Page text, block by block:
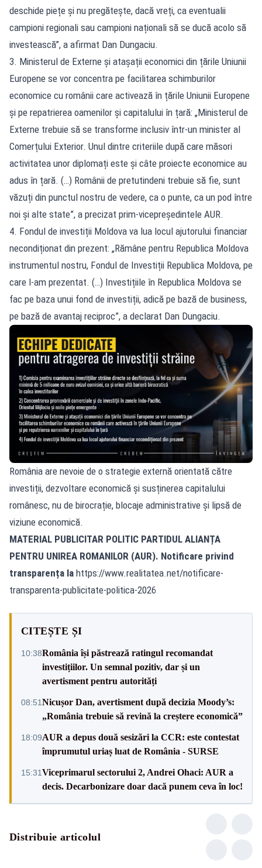
deschide piețe și nu pregătește, dacă vreți, ca eventualii
campioni regionali sau campioni naționali să se ducă acolo să
investească”, a afirmat Dan Dungaciu.
3. Ministerul de Externe și atașații economici din țările Uniunii
Europene se vor concentra pe facilitarea schimburilor
economice cu românii care activează în țările Uniunii Europene
și pe repatrierea oamenilor și capitalului în țară: „Ministerul de
Externe trebuie să se transforme inclusiv într-un minister al
Comerțului Exterior. Unul dintre criteriile după care măsori
activitatea unor diplomați este și câte proiecte economice au
adus în țară. (…) Românii de pretutindeni trebuie să fie, sunt
văzuți din punctul nostru de vedere, ca o punte, ca un pod între
noi și alte state”, a precizat prim-vicepreședintele AUR.
4. Fondul de investiții Moldova va lua locul ajutorului financiar
necondiționat din prezent: „Rămâne pentru Republica Moldova
instrumentul nostru, Fondul de Investiții Republica Moldova, pe
care l-am prezentat. (…) Investițiile în Republica Moldova se
fac pe baza unui fond de investiții, adică pe bază de business,
pe bază de avantaj reciproc”, a declarat Dan Dungaciu.
România are nevoie de o strategie externă orientată către
investiții, dezvoltare economică și susținerea capitalului
românesc, nu de birocrație, blocaje administrative și lipsă de
viziune economică.
MATERIAL PUBLICITAR POLITIC PARTIDUL ALIANȚA
PENTRU UNIREA ROMANILOR (AUR). Notificare privind
transparența la https://www.realitatea.net/notificare-
transparenta-publicitate-politica-2026
CITEȘTE ȘI
10:38România își păstrează ratingul recomandat
investițiilor. Un semnal pozitiv, dar și un
avertisment pentru autorități
08:51Nicușor Dan, avertisment după decizia Moody’s:
„România trebuie să revină la creștere economică”
18:09AUR a depus două sesizări la CCR: este contestat
împrumutul uriaș luat de România - SURSE
15:31Viceprimarul sectorului 2, Andrei Ohaci: AUR a
decis. Decarbonizare doar dacă punem ceva în loc!
Distribuie articolul